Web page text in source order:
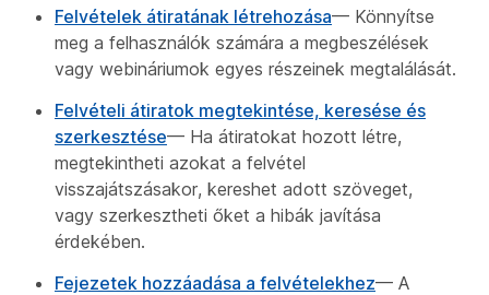
Felvételek átiratának létrehozása— Könnyítse
meg a felhasználók számára a megbeszélések
vagy webináriumok egyes részeinek megtalálását.
Felvételi átiratok megtekintése, keresése és
szerkesztése— Ha átiratokat hozott létre,
megtekintheti azokat a felvétel
visszajátszásakor, kereshet adott szöveget,
vagy szerkesztheti őket a hibák javítása
érdekében.
Fejezetek hozzáadása a felvételekhez— A